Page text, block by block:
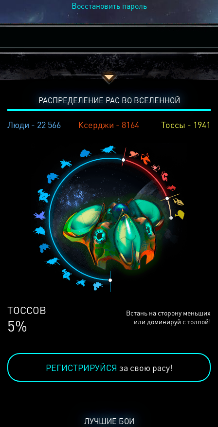
Восстановить пароль
РАСПРЕДЕЛЕНИЕ РАС ВО ВСЕЛЕННОЙ
Люди - 22 566 Ксерджи - 8164 Тоссы - 1941
ЛЮДЕЙ
69%
Встань на сторону меньших
или доминируй с толпой!
РЕГИСТРИРУЙСЯ за свою расу!
ЛУЧШИЕ БОИ